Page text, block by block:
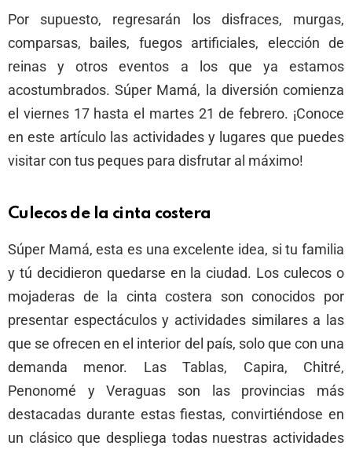
Por supuesto, regresarán los disfraces, murgas,
comparsas, bailes, fuegos artificiales, elección de
reinas y otros eventos a los que ya estamos
acostumbrados. Súper Mamá, la diversión comienza
el viernes 17 hasta el martes 21 de febrero. ¡Conoce
en este artículo las actividades y lugares que puedes
visitar con tus peques para disfrutar al máximo!
Culecos de la cinta costera
Súper Mamá, esta es una excelente idea, si tu familia
y tú decidieron quedarse en la ciudad. Los culecos o
mojaderas de la cinta costera son conocidos por
presentar espectáculos y actividades similares a las
que se ofrecen en el interior del país, solo que con una
demanda menor. Las Tablas, Capira, Chitré,
Penonomé y Veraguas son las provincias más
destacadas durante estas fiestas, convirtiéndose en
un clásico que despliega todas nuestras actividades